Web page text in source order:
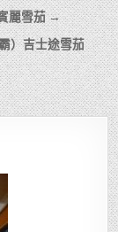
麗雪茄 →
）吉士途雪茄